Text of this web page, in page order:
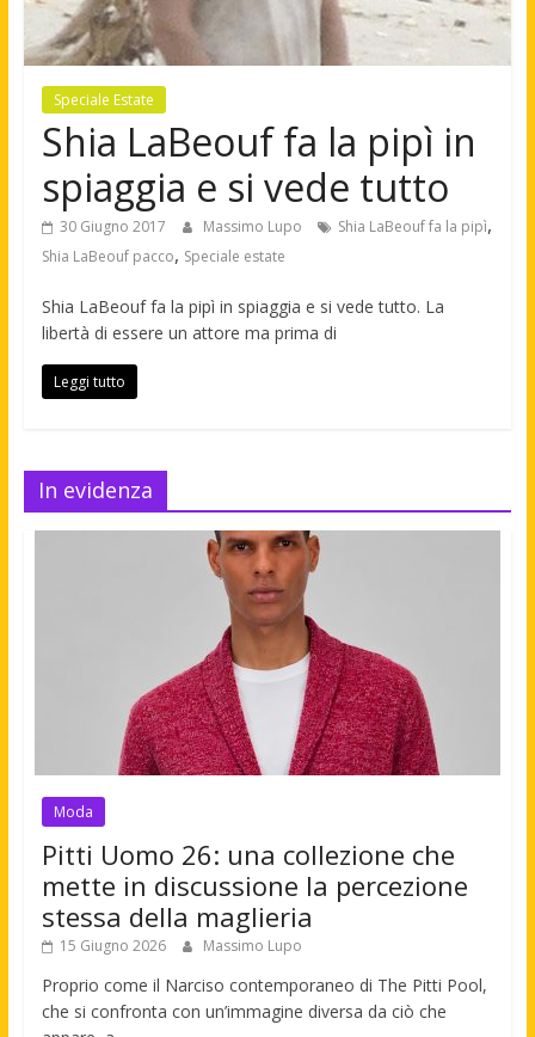
Speciale Estate
Shia LaBeouf fa la pipì in
spiaggia e si vede tutto
30 Giugno 2017 Massimo Lupo Shia LaBeouf fa la pipì,
Shia LaBeouf pacco, Speciale estate
Shia LaBeouf fa la pipì in spiaggia e si vede tutto. La
libertà di essere un attore ma prima di
Leggi tutto
In evidenza
Moda
Pitti Uomo 26: una collezione che
mette in discussione la percezione
stessa della maglieria
15 Giugno 2026 Massimo Lupo
Proprio come il Narciso contemporaneo di The Pitti Pool,
che si confronta con un’immagine diversa da ciò che